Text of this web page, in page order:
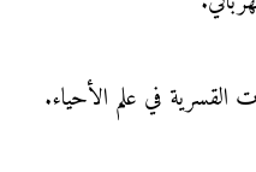
القسرية في علم الأحياء.